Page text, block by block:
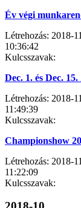
Év végi
Létrehozás: 2018-
10:36:42
Kulcsszavak:
Dec. 1. és Dec.
Létrehozás: 2018-
11:49:39
Kulcsszavak:
Championshow
Létrehozás: 2018-
11:22:09
Kulcsszavak: